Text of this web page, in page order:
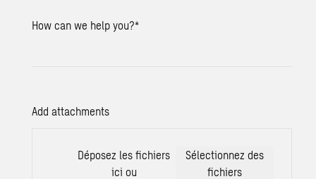
How can we help you?*
Add attachments
Déposez les fichiers
ici ou
Sélectionnez des
fichiers